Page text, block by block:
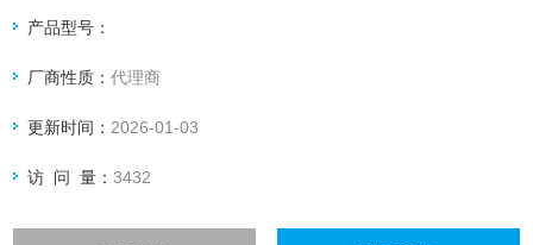
产品型号：
厂商性质：代理商
更新时间： 2026-01-03
访 问 量：3432